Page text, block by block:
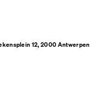
12, 2000 Antwerpen